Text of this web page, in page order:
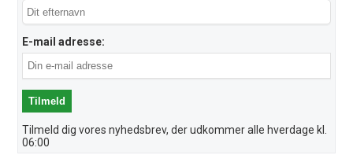
E-mail adresse:
Tilmeld dig vores nyhedsbrev, der udkommer alle hverdage kl.
06:00